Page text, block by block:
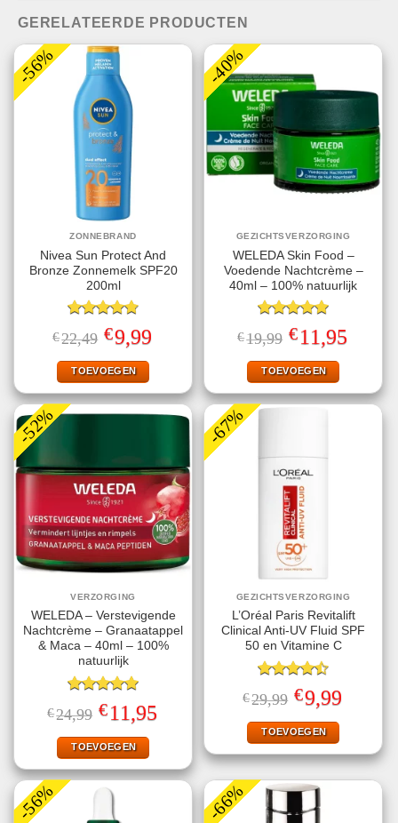
GERELATEERDE PRODUCTEN
-56%
ZONNEBRAND
Nivea Sun Protect And
Bronze Zonnemelk SPF20
200ml
Gewaardeerd
4.78uit 5
€22,49 Oorspronkelijke
prijs
was:
€22,49.
€9,99Huidige
prijs
TOEVOEGEN
-40%
GEZICHTSVERZORGING
WELEDA Skin Food –
Voedende Nachtcrème –
40ml – 100% natuurlijk
Gewaardeerd
5.00uit 5
€19,99 Oorspronkelijke
prijs
was:
€19,99.
€11,95prijs
TOEVOEGEN
-52%
VERZORGING
WELEDA – Verstevigende
Nachtcrème – Granaatappel
& Maca – 40ml – 100%
natuurlijk
Gewaardeerd
5.00uit 5
€24,99 Oorspronkelijke
prijs
was:
€24,99.
€11,95prijs
TOEVOEGEN
-67%
GEZICHTSVERZORGING
L’Oréal Paris Revitalift
Clinical Anti-UV Fluid SPF
50 en Vitamine C
Gewaardeerd
4.50uit 5
€29,99 Oorspronkelijke
prijs
was:
€29,99.
€9,99Huidige
prijs
TOEVOEGEN
-56% -66%